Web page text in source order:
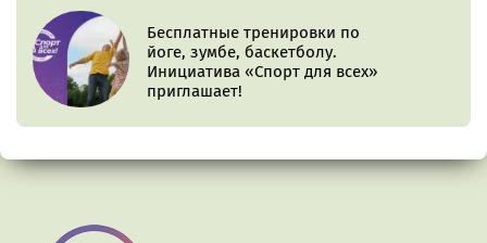
Бесплатные тренировки по
йоге, зумбе, баскетболу.
Инициатива «Спорт для всех»
приглашает!